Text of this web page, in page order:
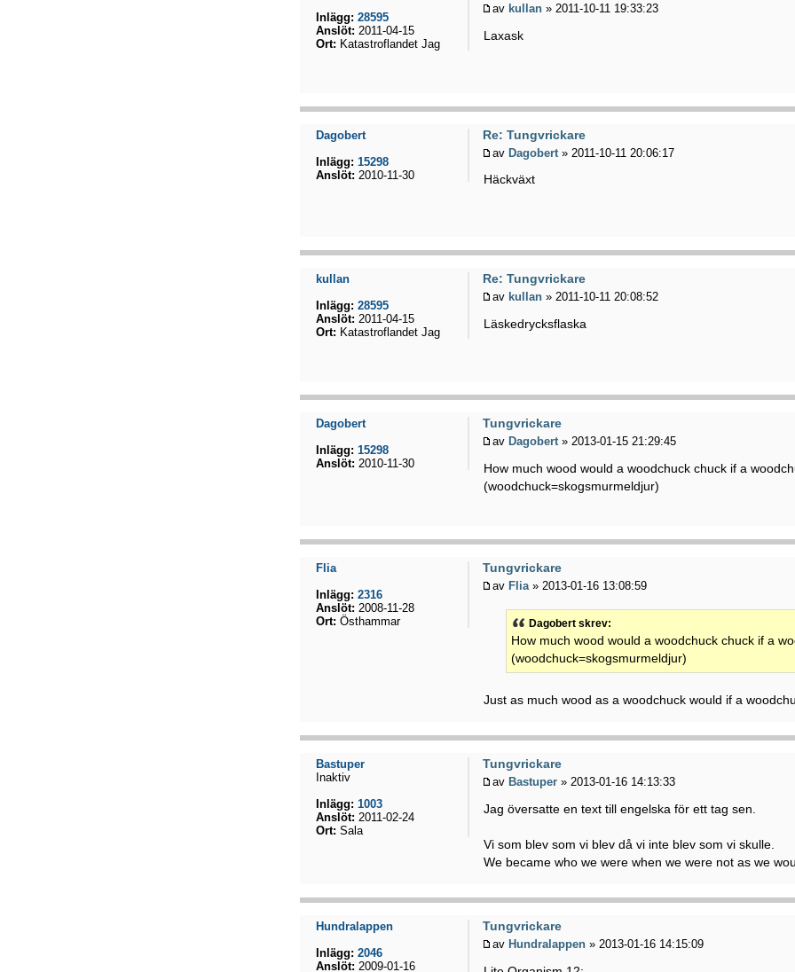
av kullan » 2011-10-11 19:33:23
Laxask
Inlägg: 28595
Anslöt: 2011-04-15
Ort: Katastroflandet Jag
Re: Tungvrickare
avDagobert » 2011-10-11 20:06:17
Häckväxt
Dagobert
Inlägg: 15298
Anslöt: 2010-11-30
Re: Tungvrickare
av kullan » 2011-10-11 20:08:52
Läskedrycksflaska
kullan
Inlägg: 28595
Anslöt: 2011-04-15
Ort: Katastroflandet Jag
Tungvrickare
av Dagobert» 2013-01-15 21:29:45
How much wood would a woodchuck chuck if a
(woodchuck=skogsmurmeldjur)
Dagobert
Inlägg: 15298
Anslöt: 2010-11-30
Tungvrickare
av Flia » 2013-01-16 13:08:59
Dagobert skrev:
How much wood would a woodchuck chuck if a
(woodchuck=skogsmurmeldjur)
Just as much wood as a woodchuck would if a
Flia
Inlägg: 2316
Anslöt: 2008-11-28
Ort: Östhammar
Tungvrickare
av Bastuper » 2013-01-16 14:13:33
Jag översatte en text till engelska för ett tag sen.
Vi som blev som vi blev då vi inte blev som vi skulle.
We became who we were when we were not as we
Bastuper
Inaktiv
Inlägg: 1003
Anslöt: 2011-02-24
Ort: Sala
Tungvrickare
av Hundralappen » 2013-01-16 14:15:09
Hundralappen
Inlägg: 2046
Anslöt: 2009-01-16